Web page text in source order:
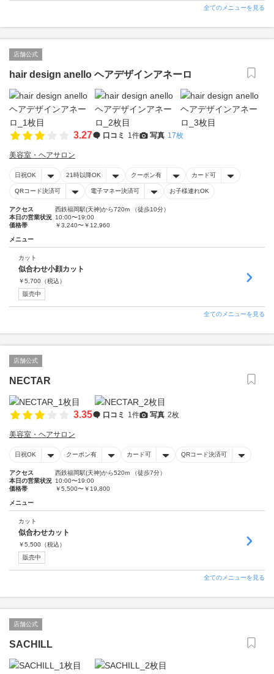
全てのメニューを見る
店舗公式
hair design anello ヘアデザインアネーロ
3.27 口コミ 1件 写真 17枚
美容室・ヘアサロン
日祝OK 21時以降OK クーポン有 カード可
QRコード決済可 電子マネー決済可 お子様連れOK
アクセス
西鉄福岡駅(天神)から720m （徒歩10分）
本日の営業状況 10:00〜19:00
価格帯
￥3,240〜￥12,960
メニュー
カット
似合わせ小顔カット
￥5,700 （税込）
販売中
全てのメニューを見る
店舗公式
NECTAR
3.35 口コミ 1件 写真 2枚
美容室・ヘアサロン
日祝OK クーポン有 カード可 QRコード決済可
アクセス
西鉄福岡駅(天神)から520m （徒歩7分）
本日の営業状況 10:00〜19:00
価格帯
￥5,500〜￥19,800
メニュー
カット
似合わせカット
￥5,500 （税込）
販売中
全てのメニューを見る
店舗公式
SACHILL